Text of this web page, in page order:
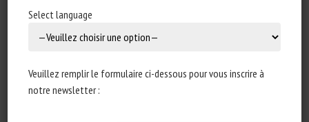
Type de document : Article publié dans
Select language
Veuillez remplir le formulaire ci-dessous pour vous inscrire à
notre newsletter :